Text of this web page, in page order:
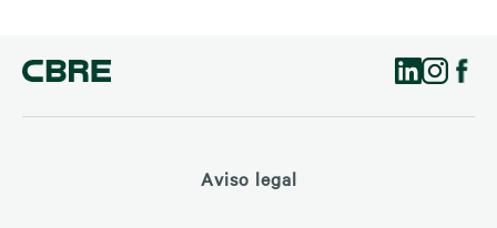
Aviso legal